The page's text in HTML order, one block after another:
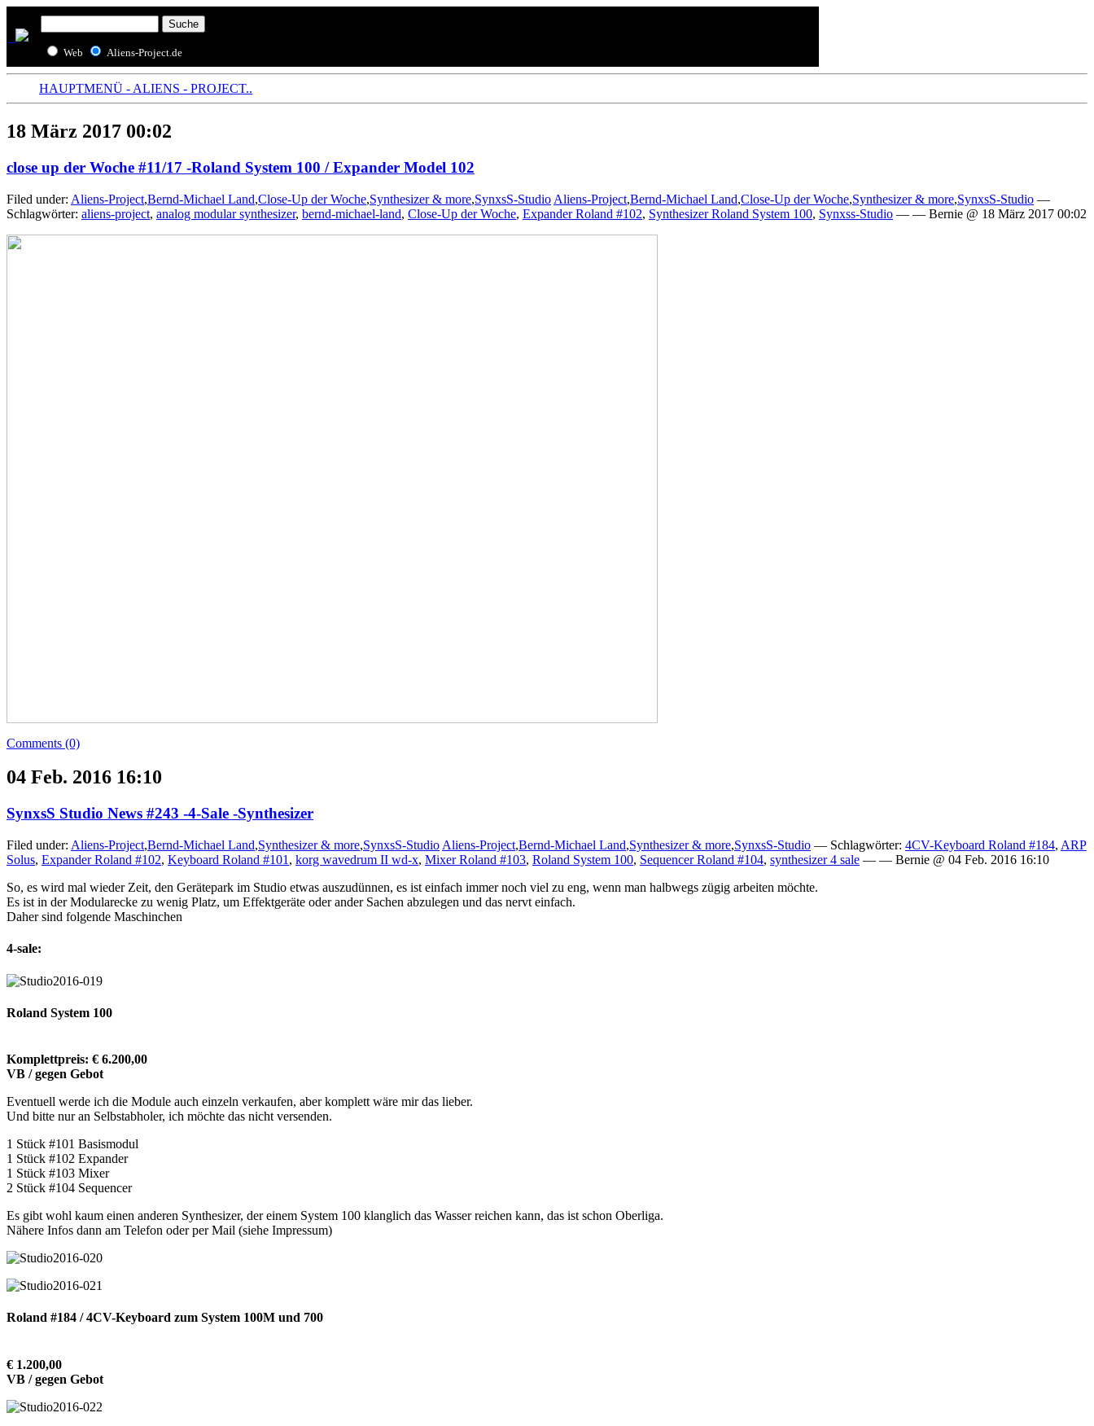
Web Aliens-Project.de
HAUPTMENÜ - ALIENS - PROJECT..
18 März 2017 00:02
close up der Woche #11/17 -Roland System 100 / Expander Model 102
Filed under: Aliens-Project,Bernd-Michael Land,Close-Up der Woche,Synthesizer & more,SynxsS-Studio Aliens-Project,Bernd-Michael Land,Close-Up der Woche,Synthesizer & more,SynxsS-Studio —
Schlagwörter: aliens-project, analog modular synthesizer, bernd-michael-land, Close-Up der Woche, Expander Roland #102, Synthesizer Roland System 100, Synxss-Studio — — Bernie @ 18 März 2017 00:02
Comments (0)
04 Feb. 2016 16:10
SynxsS Studio News #243 -4-Sale -Synthesizer
Filed under: Aliens-Project,Bernd-Michael Land,Synthesizer & more,SynxsS-Studio Aliens-Project,Bernd-Michael Land,Synthesizer & more,SynxsS-Studio — Schlagwörter: 4CV-Keyboard Roland #184, ARP
Solus, Expander Roland #102, Keyboard Roland #101 , korg wavedrum II wd-x, Mixer Roland #103, Roland System 100, Sequencer Roland #104, synthesizer 4 sale — — Bernie @ 04 Feb. 2016 16:10
So, es wird mal wieder Zeit, den Gerätepark im Studio etwas auszudünnen, es ist einfach immer noch viel zu eng, wenn man halbwegs zügig arbeiten möchte.
Es ist in der Modularecke zu wenig Platz, um Effektgeräte oder ander Sachen abzulegen und das nervt einfach.
Daher sind folgende Maschinchen
4-sale:
Roland System 100
Komplettpreis: € 6.200,00
VB / gegen Gebot
Eventuell werde ich die Module auch einzeln verkaufen, aber komplett wäre mir das lieber.
Und bitte nur an Selbstabholer, ich möchte das nicht versenden.
1 Stück #101 Basismodul
1 Stück #102 Expander
1 Stück #103 Mixer
2 Stück #104 Sequencer
Es gibt wohl kaum einen anderen Synthesizer, der einem System 100 klanglich das Wasser reichen kann, das ist schon Oberliga.
Nähere Infos dann am Telefon oder per Mail (siehe Impressum)
Roland #184 / 4CV-Keyboard zum System 100M und 700
€ 1.200,00
VB / gegen Gebot